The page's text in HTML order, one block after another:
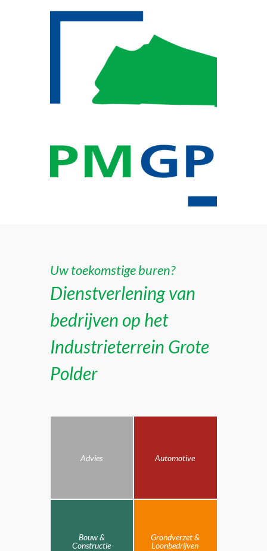
Uw toekomstige buren?
Dienstverlening van
bedrijven op het
Industrieterrein Grote
Polder
Advies Automotive
Bouw &
Constructie
Grondverzet &
Loonbedrijven